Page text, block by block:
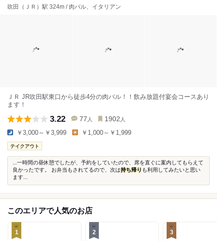
吹田（ＪＲ）駅 324m / 肉バル、イタリアン
ＪＲ JR吹田駅東口から徒歩4分の肉バル！！飲み放題付宴会コースあり
ます！
3.22 77 人 1902 人
￥3,000～￥3,999 ￥1,000～￥1,999
テイクアウト
...一時間の昼休憩でしたが、予約をしていたので、席を直ぐに案内してもらえて
良かったです。 お弁当もされてるので、次は持ち帰り も利用してみたいと思い
ます...
このエリアで人気のお店
1 2 3